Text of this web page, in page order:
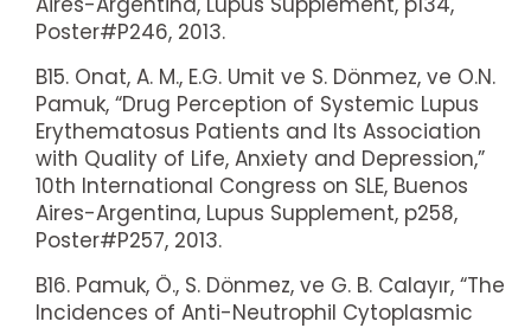
Poster#P246, 2013.
B15. Onat, A. M., E.G. Umit ve S. Dönmez, ve O.N.
Pamuk, “Drug Perception of Systemic Lupus
Erythematosus Patients and Its Association
with Quality of Life, Anxiety and Depression,”
10th International Congress on SLE, Buenos
Aires-Argentina, Lupus Supplement, p258,
Poster#P257, 2013.
B16. Pamuk, Ö., S. Dönmez, ve G. B. Calayır, “The
Incidences of Anti-Neutrophil Cytoplasmic